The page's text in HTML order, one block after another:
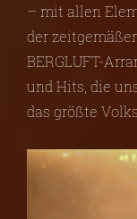
– mit allen
der
BERGLUFT-
und Hits, die
das größte